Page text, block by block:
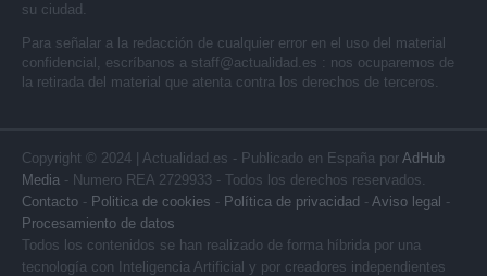
su ciudad.
Para señalar a la redacción de cualquier error en el uso del material
confidencial, escríbanos a staff@actualidad.es : nos ocuparemos de
la retirada del material que atenta contra los derechos de terceros.
Copyright © 2024 | Actualidad.es - Publicado en España por AdHub
Media - Numero REA 2729933 - Todos los derechos reservados.
Contacto - Politica de cookies - Política de privacidad - Aviso legal -
Procesamiento de datos
Todos los contenidos se han realizado de forma híbrida por una
tecnología con Inteligencia Artificial y por creadores independientes